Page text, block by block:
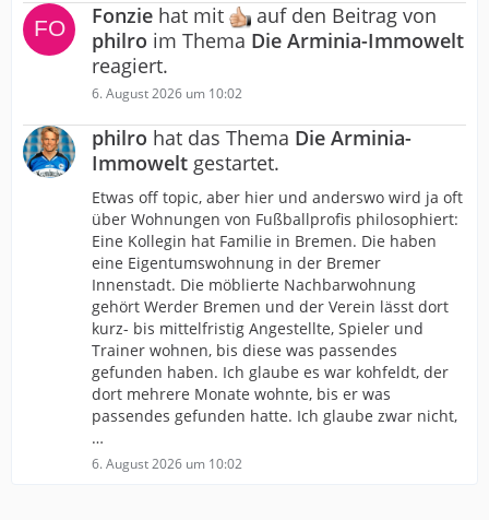
Fonzie hat mit
auf den Beitrag von
philro im Thema Die Arminia-Immowelt
reagiert.
6. August 2026 um 10:02
philro hat das Thema Die Arminia-
Immowelt gestartet.
Etwas off topic, aber hier und anderswo wird ja oft
über Wohnungen von Fußballprofis philosophiert:
Eine Kollegin hat Familie in Bremen. Die haben
eine Eigentumswohnung in der Bremer
Innenstadt. Die möblierte Nachbarwohnung
gehört Werder Bremen und der Verein lässt dort
kurz- bis mittelfristig Angestellte, Spieler und
Trainer wohnen, bis diese was passendes
gefunden haben. Ich glaube es war kohfeldt, der
dort mehrere Monate wohnte, bis er was
passendes gefunden hatte. Ich glaube zwar nicht,
…
6. August 2026 um 10:02